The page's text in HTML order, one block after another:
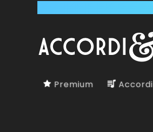
Premium Accordi